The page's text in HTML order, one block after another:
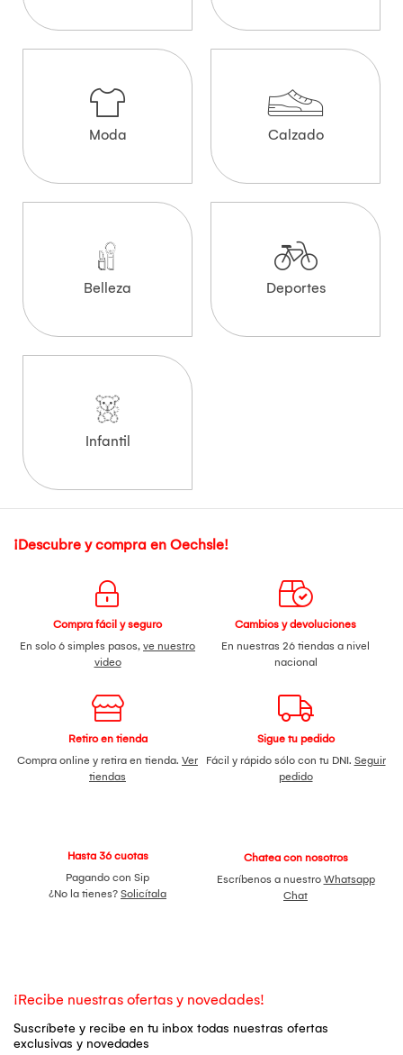
Moda Calzado
Belleza Deportes
Infantil
¡Descubre y compra en Oechsle!
Compra fácil y seguro
En solo 6 simples pasos, ve nuestro
video
Cambios y devoluciones
En nuestras 26 tiendas a nivel
nacional
Retiro en tienda
Compra online y retira en tienda. Ver
tiendas
Sigue tu pedido
Fácil y rápido sólo con tu DNI. Seguir
pedido
Hasta 36 cuotas
Pagando con Sip
¿No la tienes? Solicítala
Chatea con nosotros
Escríbenos a nuestro Whatsapp
Chat
¡Recibe nuestras ofertas y novedades!
Suscríbete y recibe en tu inbox todas nuestras ofertas
exclusivas y novedades